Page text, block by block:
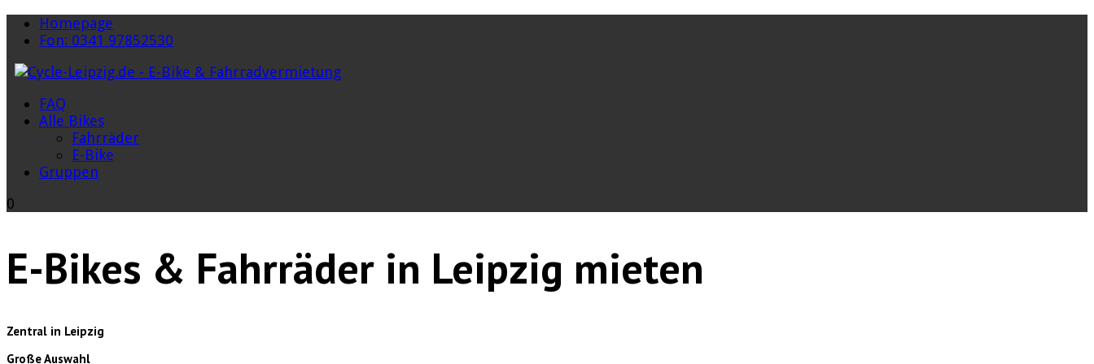
Homepage
Fon: 0341 97852530
FAQ
Alle Bikes
Fahrräder
E-Bike
Gruppen
0
E-Bikes & Fahrräder in Leipzig mieten
Zentral in Leipzig
Große Auswahl